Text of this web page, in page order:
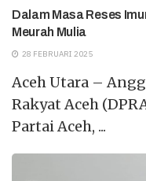
Dalam Masa Reses
Meurah Mulia
28 FEBRUARI 2025
Aceh Utara –
Rakyat Aceh
Partai Aceh, ...